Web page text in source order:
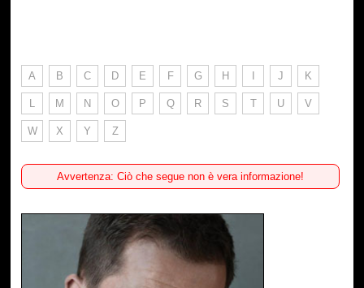
A B C D E F G H I J K
L M N O P Q R S T U V
W X Y Z
Avvertenza: Ciò che segue non è vera informazione!